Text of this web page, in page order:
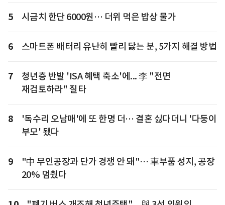
5 시금치 한단 6000원… 더위 먹은 밥상 물가
6 스마트폰 배터리 유난히 빨리 닳는 분, 5가지 해결 방법
7
청년층 반발 'ISA 혜택 축소'에... 李 "전면
재검토하라" 질타
8
'독수리 오남매'에 또 한명 더… 결혼 싫다더니 '다둥이
부모' 됐다
9
"中 무인공장과 단가 경쟁 안 돼"… 車부품 성지, 공장
20% 멈췄다